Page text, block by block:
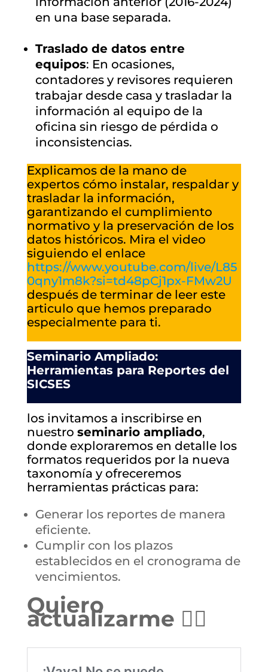
en una base separada.
Traslado de datos entre
equipos: En ocasiones,
contadores y revisores requieren
trabajar desde casa y trasladar la
información al equipo de la
oficina sin riesgo de pérdida o
inconsistencias.
Explicamos de la mano de
expertos cómo instalar, respaldar y
trasladar la información,
garantizando el cumplimiento
normativo y la preservación de los
datos históricos. Mira el video
siguiendo el enlace
https://www.youtube.com/live/L85
0qny1m8k?si=td48pCj1px-FMw2U
después de terminar de leer este
articulo que hemos preparado
especialmente para ti.
Seminario Ampliado:
Herramientas para Reportes del
SICSES
los invitamos a inscribirse en
nuestro seminario ampliado,
donde exploraremos en detalle los
formatos requeridos por la nueva
taxonomía y ofreceremos
herramientas prácticas para:
Generar los reportes de manera
eficiente.
Cumplir con los plazos
establecidos en el cronograma de
vencimientos.
Quiero
actualizarme 👇🏻